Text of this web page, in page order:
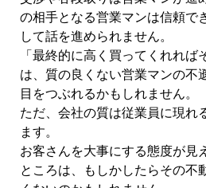
の相手となる営業マンは信頼で
して話を進められません。
「最終的に高く買ってくれれば
は、質の良くない営業マンの不
目をつぶれるかもしれません。
ただ、会社の質は従業員に現れ
ます。
お客さんを大事にする態度が見
ところは、もしかしたらその不